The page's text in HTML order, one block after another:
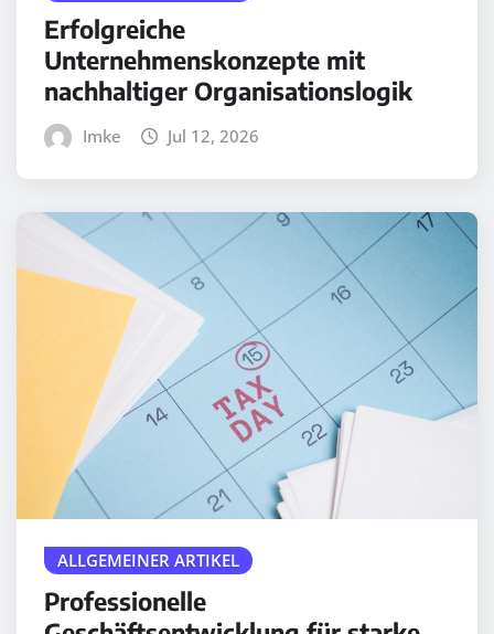
Erfolgreiche
Unternehmenskonzepte mit
nachhaltiger Organisationslogik
Imke Jul 12, 2026
ALLGEMEINER ARTIKEL
Professionelle